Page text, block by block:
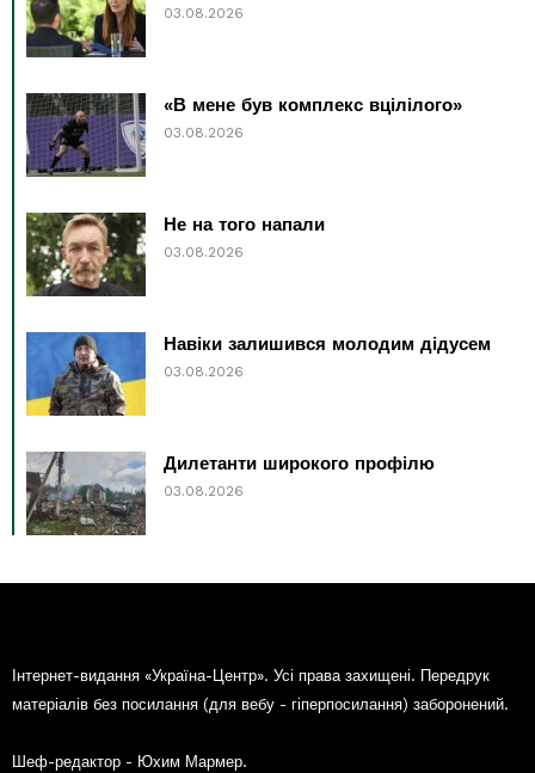
03.08.2026
«В мене був комплекс вцілілого»
03.08.2026
Не на того напали
03.08.2026
Навіки залишився молодим дідусем
03.08.2026
Дилетанти широкого профілю
03.08.2026
Інтернет-видання «Україна-Центр». Усі права захищені. Передрук
матеріалів без посилання (для вебу - гіперпосилання) заборонений.
Шеф-редактор - Юхим Мармер.